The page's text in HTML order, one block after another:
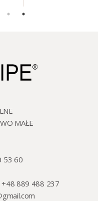
MAŁE
53 60
889 488 237